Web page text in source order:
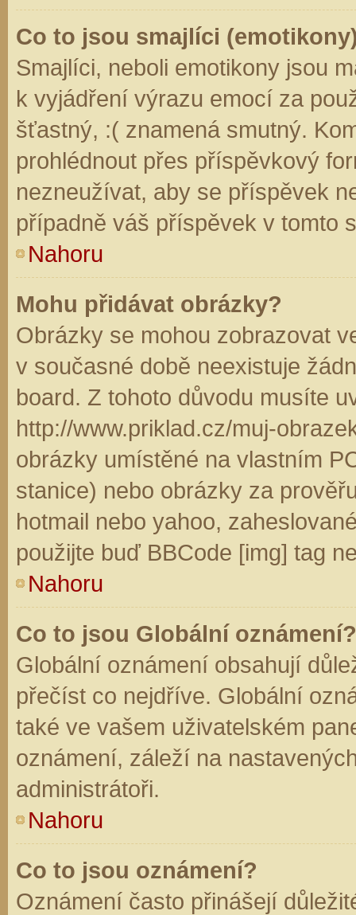
Co to jsou smajlíci
Smajlíci, neboli emotikony jsou
k vyjádření výrazu emocí za
šťastný, :( znamená smutný.
prohlédnout přes příspěvkový
nezneužívat, aby se příspěvek
případně váš příspěvek v tomto
Nahoru
Mohu přidávat obrázky?
Obrázky se mohou zobrazovat
v současné době neexistuje
board. Z tohoto důvodu musíte
http://www.priklad.cz/muj-
obrázky umístěné na vlastním
stanice) nebo obrázky za
hotmail nebo yahoo,
použijte buď BBCode [img] tag
Nahoru
Co to jsou Globální oznámení?
Globální oznámení obsahují
přečíst co nejdříve. Globální
také ve vašem uživatelském
oznámení, záleží na
administrátoři.
Nahoru
Co to jsou oznámení?
Oznámení často přinášejí